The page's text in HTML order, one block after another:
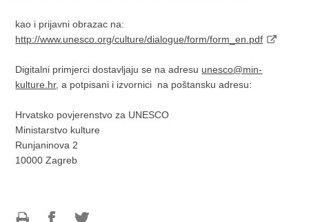
kao i prijavni obrazac na:
http://www.unesco.org/culture/dialogue/form/form_en.pdf
Digitalni primjerci dostavljaju se na adresu unesco@min-
kulture.hr, a potpisani i izvornici na poštansku adresu:
Hrvatsko povjerenstvo za UNESCO
Ministarstvo kulture
Runjaninova 2
10000 Zagreb